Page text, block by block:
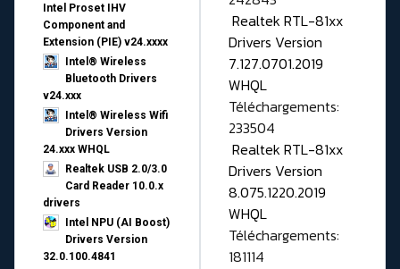
Intel Proset IHV
Component and
Extension (PIE) v24.xxxx
Intel® Wireless
Bluetooth Drivers
v24.xxx
Intel® Wireless Wifi
Drivers Version
24.xxx WHQL
Realtek USB 2.0/3.0
Card Reader 10.0.x
drivers
Intel NPU (AI Boost)
Drivers Version
32.0.100.4841
Realtek RTL-81xx
Drivers Version
7.127.0701.2019
WHQL
Téléchargements:
233504
Realtek RTL-81xx
Drivers Version
8.075.1220.2019
WHQL
Téléchargements:
181114